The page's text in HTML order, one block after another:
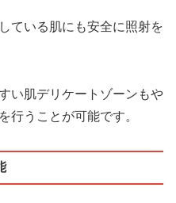
ている肌にも安全に照射を
い肌デリケートゾーンもや
行うことが可能です。